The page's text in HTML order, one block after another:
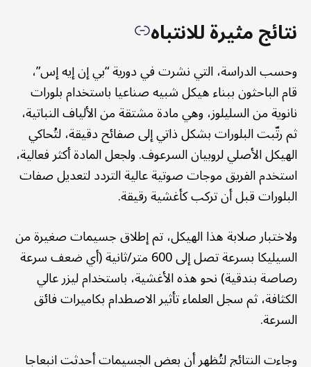
نتائج مثيرة للانتباه
وحسب الدراسة، التي نشرت في دورية “بي إن إيه إس”،
قام الباحثون ببناء هيكل شبيه صناعيا باستخدام بلورات
نانوية من السليلوز، وهي مادة مشتقة من الألياف النباتية،
ثم رتّبت البلورات بشكل ذاتي إلى صفائح دقيقة، لتُحاكي
الهيكل الأصلي لروبيان السرعوف. ولجعل المادة أكثر فعالية،
استخدم الفريق موجات صوتية عالية التردد لتعديل صفات
البلورات قبل أن تركب كأغشية رقيقة.
ولاختبار صلابة هذا الهيكل، تم إطلاق جسيمات صغيرة من
السيليكا بسرعة تصل إلى 600 متر/ثانية (أي ضعف سرعة
رصاصة بندقية) نحو هذه الأغشية، باستخدام ليزر عالي
الكثافة، ثم سجل العلماء تأثير الاصطدام بكاميرات فائق
السرعة.
وجاءت النتائج لتُظهر أن بعض الجسيمات أحدثت انبعاجا